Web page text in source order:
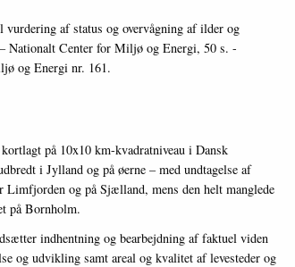
af status og overvågning af ilder og
Nationalt Center for Miljø og Energi, 50 s. -
og Energi nr. 161.
på 10x10 km-kvadratniveau i Dansk
i Jylland og på øerne – med undtagelse af
og på Sjælland, mens den helt manglede
på Bornholm.
indhentning og bearbejdning af faktuel viden
og udvikling samt areal og kvalitet af levesteder og